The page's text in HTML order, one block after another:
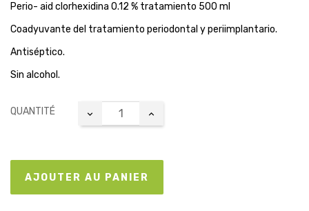
Perio- aid clorhexidina 0.12 % tratamiento 500 ml
Coadyuvante del tratamiento periodontal y periimplantario.
Antiséptico.
Sin alcohol.
QUANTITÉ
AJOUTER AU PANIER